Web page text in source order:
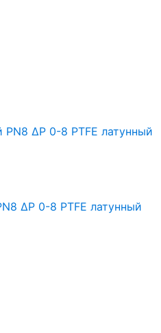
∆P 0-8 PTFE латунный